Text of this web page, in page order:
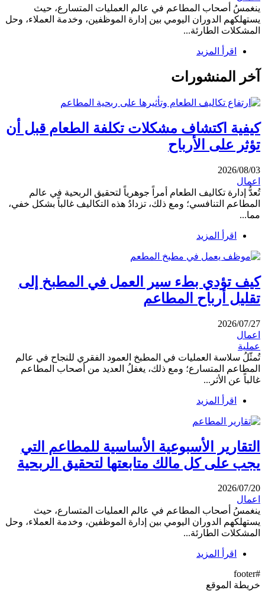
ينغمسُ أصحاب المطاعم في عالم العمليات المتسارع، حيث
يستهلكهم الدوران اليومي بين إدارة الموظفين، وخدمة العملاء، وحل
المشكلات الطارئة...
اقرأ المزيد
آخر المنشورات
كيفية اكتشاف مشكلات تكلفة الطعام قبل أن
تؤثر على الأرباح
2026/08/03
اعمال
تُعدُّ إدارة تكاليف الطعام أمراً جوهرياً لتحقيق الربحية في عالم
المطاعم التنافسي؛ ومع ذلك، تزدادُ هذه التكاليف غالباً بشكل خفي،
مما...
اقرأ المزيد
كيف تؤدي بطء سير العمل في المطبخ إلى
تقليل أرباح المطاعم
2026/07/27
اعمال
عملية
تُمثّلُ سلاسة العمليات في المطبخ العمود الفقري للنجاح في عالم
المطاعم المتسارع؛ ومع ذلك، يغفلُ العديد من أصحاب المطاعم
غالباً عن الأثر...
اقرأ المزيد
التقارير الأسبوعية الأساسية للمطاعم التي
يجب على كل مالك متابعتها لتحقيق الربحية
2026/07/20
اعمال
ينغمسُ أصحاب المطاعم في عالم العمليات المتسارع، حيث
يستهلكهم الدوران اليومي بين إدارة الموظفين، وخدمة العملاء، وحل
المشكلات الطارئة...
اقرأ المزيد
#footer
خريطة الموقع